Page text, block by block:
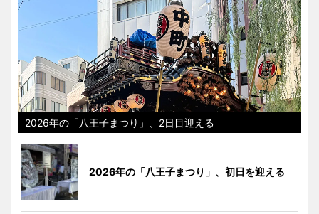
2026年の「八王子まつり」、2日目迎える
2026年の「八王子まつり」、初日を迎える